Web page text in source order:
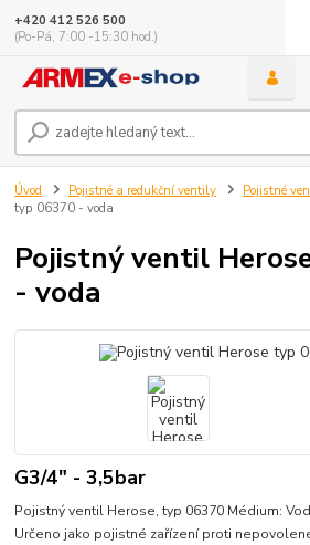
+420 412 526 500
(Po-Pá, 7:00 -15:30 hod.)
Úvod Pojistné a redukční ventily Pojistné
typ 06370 - voda
Pojistný ventil
- voda
G3/4" - 3,5bar
Pojistný ventil Herose, typ 06370 Médium:
Určeno jako pojistné zařízení proti